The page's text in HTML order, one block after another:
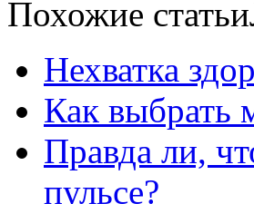
Похожие статьи
Нехватка
Как выбрать
Правда ли,
пульсе?